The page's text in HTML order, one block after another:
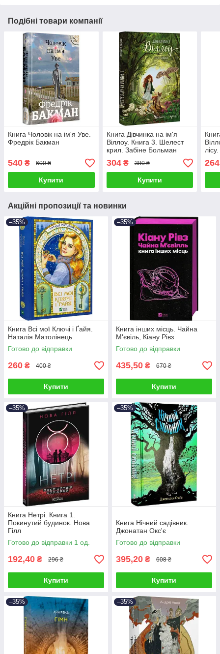
Подібні товари компанії
Книга Чоловік на ім'я Уве.
Фредрік Бакман
540 ₴ 600 ₴
Купити
Книга Дівчинка на ім'я
Віллоу. Книга 3. Шелест
крил. Забіне Больман
304₴ 380 ₴
Купити
264
Акційні пропозиції та новинки
–35%
Книга Всі мої Ключі і Ґайя.
Наталія Матолінець
Готово до відправки
260 ₴ 400 ₴
Купити
–35%
Книга інших місць. Чайна
М'євіль, Кіану Рівз
Готово до відправки
435,50 ₴ 670 ₴
Купити
–35%
Книга Нетрі. Книга 1.
Покинутий будинок. Нова
Гілл
Готово до відправки 1 од.
192,40 ₴ 296 ₴
Купити
–35%
Книга Нічний садівник.
Джонатан Окс'є
Готово до відправки
395,20 ₴ 608 ₴
Купити
–35% –35%